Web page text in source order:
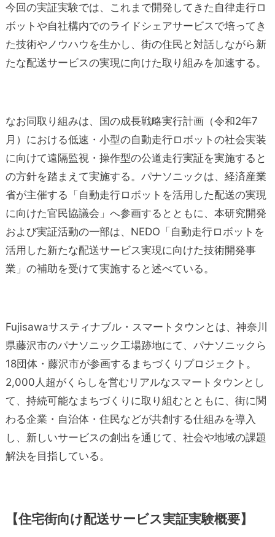
今回の実証実験では、これまで開発してきた自律走行ロ
ボットや自社構内でのライドシェアサービスで培ってき
た技術やノウハウを生かし、街の住民と対話しながら新
たな配送サービスの実現に向けた取り組みを加速する。
なお同取り組みは、国の成長戦略実行計画（令和2年7
月）における低速・小型の自動走行ロボットの社会実装
に向けて遠隔監視・操作型の公道走行実証を実施すると
の方針を踏まえて実施する。パナソニックは、経済産業
省が主催する「自動走行ロボットを活用した配送の実現
に向けた官民協議会」へ参画するとともに、本研究開発
および実証活動の一部は、NEDO「自動走行ロボットを
活用した新たな配送サービス実現に向けた技術開発事
業」の補助を受けて実施すると述べている。
Fujisawaサスティナブル・スマートタウンとは、神奈川
県藤沢市のパナソニック工場跡地にて、パナソニックら
18団体・藤沢市が参画するまちづくりプロジェクト。
2,000人超がくらしを営むリアルなスマートタウンとし
て、持続可能なまちづくりに取り組むとともに、街に関
わる企業・自治体・住民などが共創する仕組みを導入
し、新しいサービスの創出を通じて、社会や地域の課題
解決を目指している。
【住宅街向け配送サービス実証実験概要】